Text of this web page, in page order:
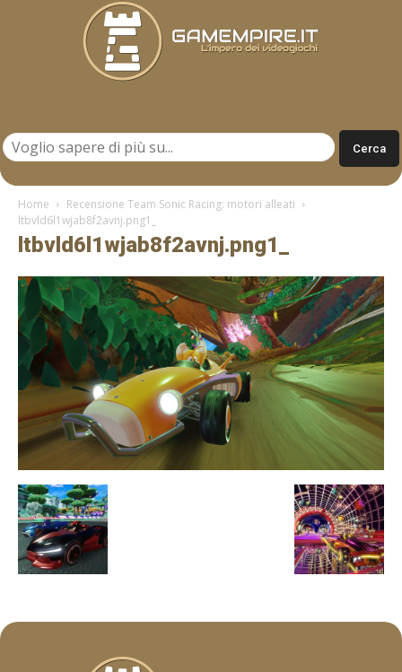
Home
Recensione Team Sonic Racing: motori alleati
ltbvld6l1wjab8f2avnj.png1_
ltbvld6l1wjab8f2avnj.png1_